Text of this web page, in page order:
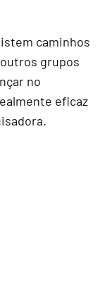
caminhos
grupos
no
eficaz